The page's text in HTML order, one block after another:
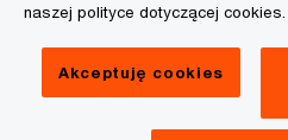
Informacja o ciasteczkach
Informacja prawna
naszej polityce dotyczącej cookies.
Akceptuję cookies